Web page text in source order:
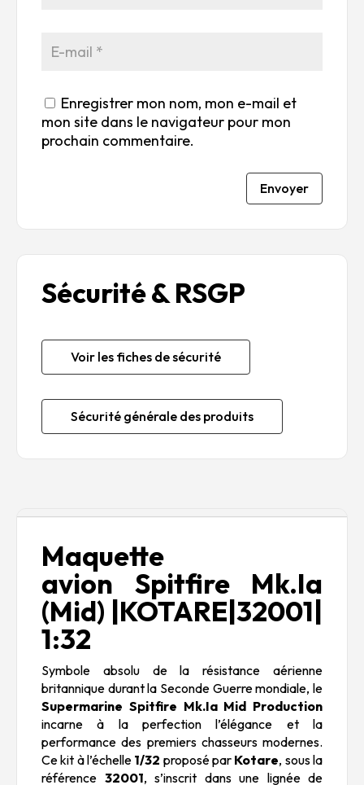
Enregistrer mon nom, mon e-mail et
mon site dans le navigateur pour mon
prochain commentaire.
Envoyer
Sécurité & RSGP
Voir les fiches de sécurité
Sécurité générale des produits
Maquette
avion Spitfire Mk.Ia
(Mid) |KOTARE|32001|
1:32
Symbole absolu de la résistance aérienne
britannique durant la Seconde Guerre mondiale, le
Supermarine Spitfire Mk.Ia Mid Production
incarne à la perfection l’élégance et la
performance des premiers chasseurs modernes.
Ce kit à l’échelle 1/32 proposé par Kotare, sous la
référence 32001, s’inscrit dans une lignée de